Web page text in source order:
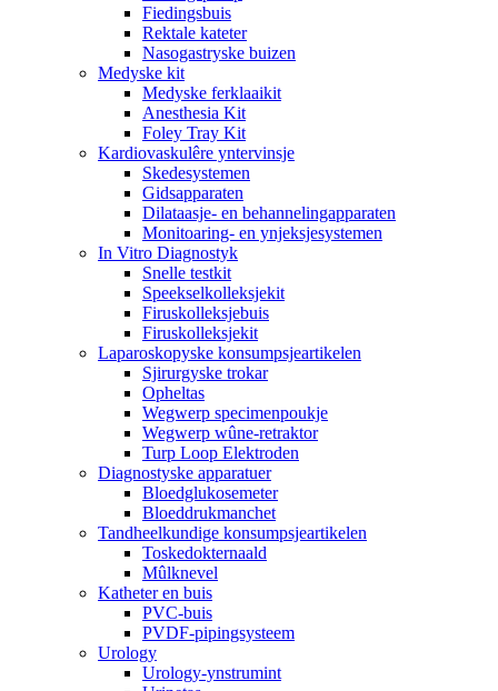
Fiedingsbuis
Rektale kateter
Nasogastryske buizen
Medyske kit
Medyske ferklaaikit
Anesthesia Kit
Foley Tray Kit
Kardiovaskulêre yntervinsje
Skedesystemen
Gidsapparaten
Dilataasje- en behannelingapparaten
Monitoaring- en ynjeksjesystemen
In Vitro Diagnostyk
Snelle testkit
Speekselkolleksjekit
Firuskolleksjebuis
Firuskolleksjekit
Laparoskopyske konsumpsjeartikelen
Sjirurgyske trokar
Opheltas
Wegwerp specimenpoukje
Wegwerp wûne-retraktor
Turp Loop Elektroden
Diagnostyske apparatuer
Bloedglukosemeter
Bloeddrukmanchet
Tandheelkundige konsumpsjeartikelen
Toskedokternaald
Mûlknevel
Katheter en buis
PVC-buis
PVDF-pipingsysteem
Urology
Urology-ynstrumint